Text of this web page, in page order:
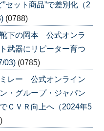
セット商品”で差別化（2
(0788)
下の岡本 公式オンラ
武器にリピーター育つ
03) (0785)
レー 公式オンライン
・グループ・ジャパン
ＣＶＲ向上へ（2024年5